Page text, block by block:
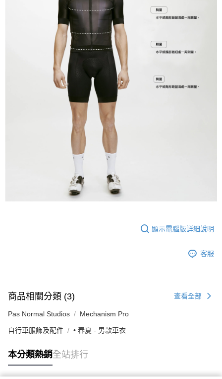
顯示電腦版詳細說明
客服
商品相關分類 (3) 查看全部
Pas Normal Studios Mechanism Pro
自行車服飾及配件 • 春夏 - 男款車衣
本分類熱銷全站排行